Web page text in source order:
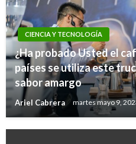
CIENCIA Y TECNOLOGÍA
¿Ha probado Usted el
países se utiliza este
sabor amargo
Ariel Cabrera martes mayo 9,